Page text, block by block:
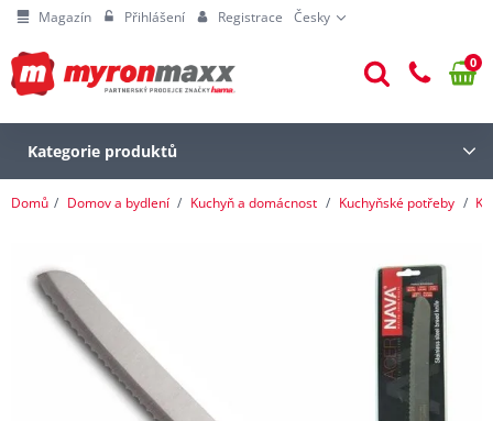
Magazín Přihlášení Registrace Česky
0
Kategorie produktů
Domů Domov a bydlení Kuchyň a domácnost Kuchyňské potřeby